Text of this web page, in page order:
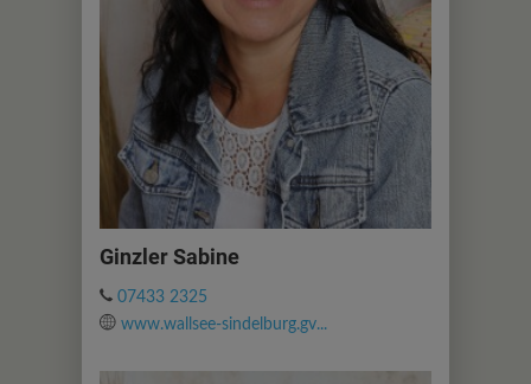
Ginzler Sabine
07433 2325
www.wallsee-sindelburg.gv...